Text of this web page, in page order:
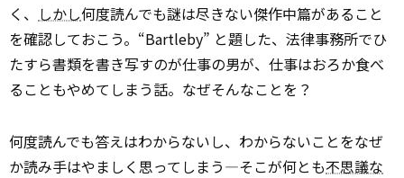
く、 しかし何度読んでも謎は尽きない傑作中篇があること
を確認しておこう。“Bartleby” と題した、法律事務所でひ
たすら書類を書き写すのが仕事の男が、仕事はおろか食べ
ることもやめてしまう話。なぜそんなことを？
何度読んでも答えはわからないし、わからないことをなぜ
か読み手はやましく思ってしまう―そこが何とも不思議な